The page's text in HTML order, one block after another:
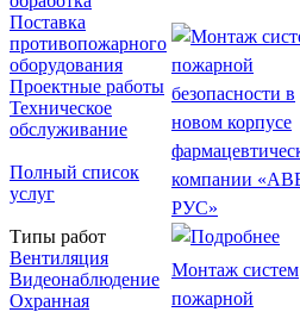
Поставка
противопожарного
оборудования
Проектные работы
Техническое
обслуживание
Полный список
услуг
Типы работ
Вентиляция
Видеонаблюдение
Охранная
Монтаж систем
пожарной